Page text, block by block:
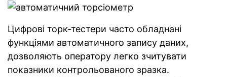
Цифрові торк-тестери часто обладнані
функціями автоматичного запису даних,
дозволяють оператору легко зчитувати
показники контрольованого зразка.